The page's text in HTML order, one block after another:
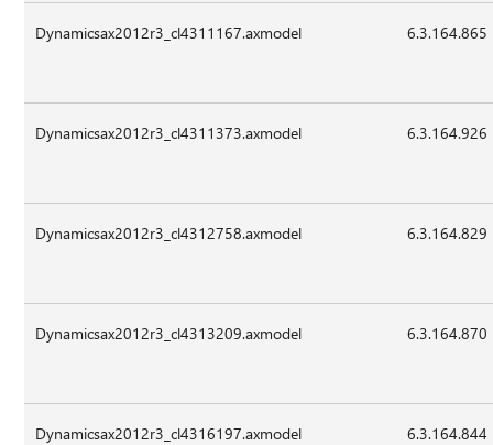
Dynamicsax2012r3_cl4311167.axmodel 6.3.164.865
Dynamicsax2012r3_cl4311373.axmodel 6.3.164.926
Dynamicsax2012r3_cl4312758.axmodel 6.3.164.829
Dynamicsax2012r3_cl4313209.axmodel 6.3.164.870
Dynamicsax2012r3_cl4316197.axmodel 6.3.164.844